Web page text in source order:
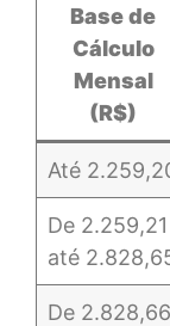
Base de
Cálculo
Mensal
(R$)
Até
De 2.259,21
até
De 2.828,66